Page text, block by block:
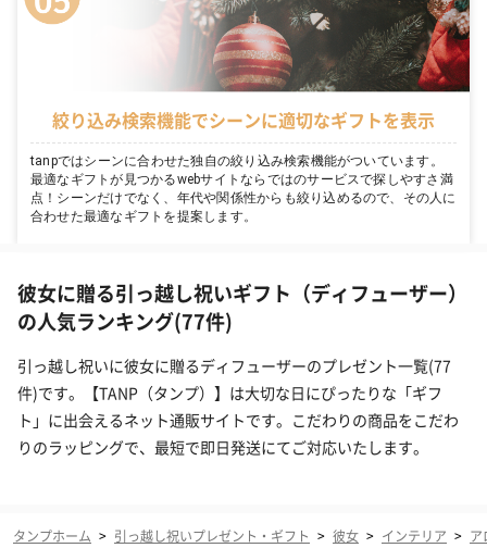
絞り込み検索機能でシーンに適切なギフトを表示
tanpではシーンに合わせた独自の絞り込み検索機能がついています。
最適なギフトが見つかるwebサイトならではのサービスで探しやすさ満
点！シーンだけでなく、年代や関係性からも絞り込めるので、その人に
合わせた最適なギフトを提案します。
彼女に贈る引っ越し祝いギフト（ディフューザー）
の人気ランキング(77件)
引っ越し祝いに彼女に贈るディフューザーのプレゼント一覧(77
件)です。【TANP（タンプ）】は大切な日にぴったりな「ギフ
ト」に出会えるネット通販サイトです。こだわりの商品をこだわ
りのラッピングで、最短で即日発送にてご対応いたします。
タンプホーム > 引っ越し祝いプレゼント・ギフト > 彼女 > インテリア > ア